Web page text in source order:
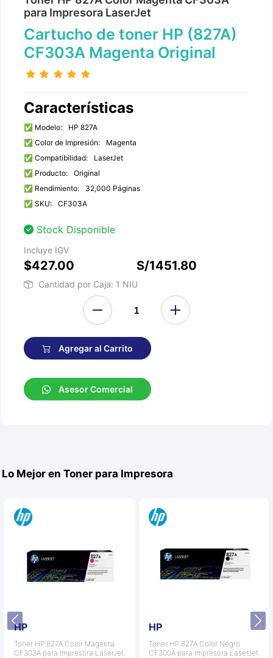
para Impresora LaserJet
Cartucho de toner HP (827A)
CF303A Magenta Original
Características
✅ Modelo:
HP 827A
✅ Color de Impresión:
Magenta
✅ Compatibilidad:
LaserJet
✅ Producto:
Original
✅ Rendimiento:
32,000 Páginas
✅ SKU:
CF303A
Stock Disponible
Incluye IGV
$427.00 S/1451.80
Cantidad por Caja: 1 NIU
Agregar al Carrito
Asesor Comercial
Lo Mejor en Toner para Impresora
HP
Toner HP 827A Color Magenta
CF303A para Impresora LaserJet
HP
Toner HP 827A Color Negro
CF300A para Impresora LaserJet